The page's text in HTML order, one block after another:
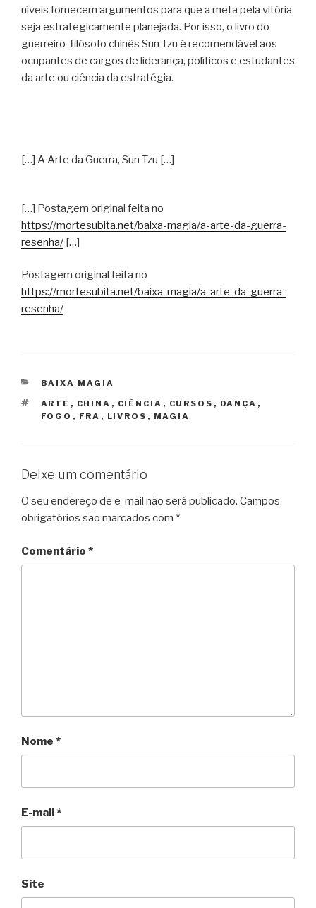
níveis fornecem argumentos para que a meta pela vitória
seja estrategicamente planejada. Por isso, o livro do
guerreiro-filósofo chinês Sun Tzu é recomendável aos
ocupantes de cargos de liderança, políticos e estudantes
da arte ou ciência da estratégia.
[…] A Arte da Guerra, Sun Tzu […]
[…] Postagem original feita no
https://mortesubita.net/baixa-magia/a-arte-da-guerra-
resenha/ […]
Postagem original feita no
https://mortesubita.net/baixa-magia/a-arte-da-guerra-
resenha/
CATEGORIAS
BAIXA MAGIA
TAGS
ARTE , CHINA , CIÊNCIA , CURSOS , DANÇA ,
FOGO , FRA , LIVROS , MAGIA
Deixe um comentário
O seu endereço de e-mail não será publicado. Campos
obrigatórios são marcados com *
Comentário *
Nome *
E-mail*
Site